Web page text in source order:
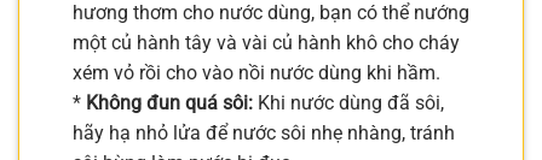
hương thơm cho nước dùng, bạn có thể nướng
một củ hành tây và vài củ hành khô cho cháy
xém vỏ rồi cho vào nồi nước dùng khi hầm.
* Không đun quá sôi: Khi nước dùng đã sôi,
hãy hạ nhỏ lửa để nước sôi nhẹ nhàng, tránh